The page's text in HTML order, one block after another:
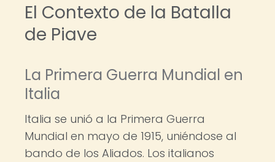
El Contexto de la Batalla
de Piave
La Primera Guerra Mundial en
Italia
Italia se unió a la Primera Guerra
Mundial en mayo de 1915, uniéndose al
bando de los Aliados. Los italianos